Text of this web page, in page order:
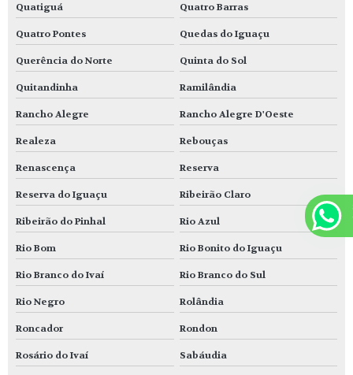
Quatiguá Quatro Barras
Quatro Pontes Quedas do Iguaçu
Querência do Norte Quinta do Sol
Quitandinha Ramilândia
Rancho Alegre Rancho Alegre D'Oeste
Realeza Rebouças
Renascença Reserva
Reserva do Iguaçu Ribeirão Claro
Ribeirão do Pinhal Rio Azul
Rio Bom Rio Bonito do Iguaçu
Rio Branco do Ivaí Rio Branco do Sul
Rio Negro Rolândia
Roncador Rondon
Rosário do Ivaí Sabáudia